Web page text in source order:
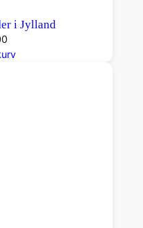
i Jylland